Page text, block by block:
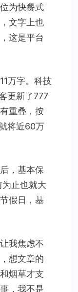
为快餐式
文字上也
这是平台
万字。科技
更新了777
重叠，按
将近60万
，基本保
止也就大
假日，基
我焦虑不
想文章的
烟草才支
，我不是